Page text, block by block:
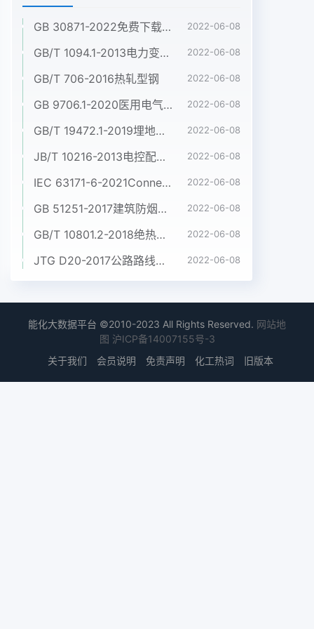
GB 30871-2022免费下载危险化学品企业特殊作业安全规范 2022-06-08
GB/T 1094.1-2013电力变压器 第1部分:总则 2022-06-08
GB/T 706-2016热轧型钢 2022-06-08
GB 9706.1-2020医用电气设备 第1部分:基本安全和基本性能的通用要求 2022-06-08
GB/T 19472.1-2019埋地用聚乙烯(PE)结构壁管道系统 第1部分:聚乙烯双壁波纹管材 2022-06-08
JB/T 10216-2013电控配电用电缆桥架 2022-06-08
IEC 63171-6-2021Connectors for electrical and electronic equipment - Part 6: Detail specification for 2-way and 4-way (data/power), shielded, free and fixed connectors for power and data transmission with frequencies up to 600 MHz 2022-06-08
GB 51251-2017建筑防烟排烟系统技术标准 2022-06-08
GB/T 10801.2-2018绝热用挤塑聚苯乙烯泡沫塑料(XPS) 2022-06-08
JTG D20-2017公路路线设计规范 2022-06-08
能化大数据平台 ©2010-2023 All Rights Reserved. 网站地
图 沪ICP备14007155号-3
关于我们
会员说明 免责声明 化工热词 旧版本